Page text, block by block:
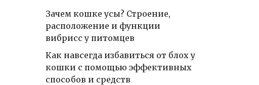
Зачем кошке усы? Строение,
расположение и функции
вибрисс у питомцев
Как навсегда избавиться от блох у
кошки с помощью эффективных
способов и средств